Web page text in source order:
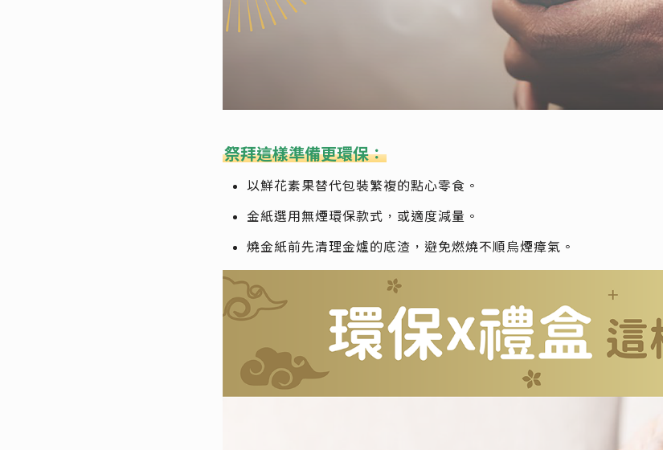
祭拜這樣準備更環保：
以鮮花素果替代包裝繁複的點心零食。
金紙選用無煙環保款式，或適度減量。
燒金紙前先清理金爐的底渣，避免燃燒不順烏煙瘴氣。